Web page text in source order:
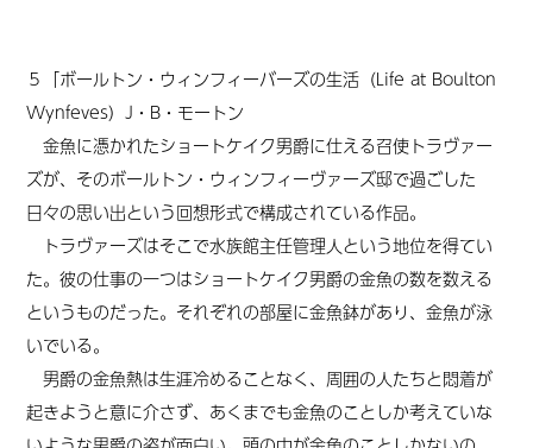
５「ボールトン・ウィンフィーバーズの生活（Life at Boulton
Wynfeves）J・B・モートン
金魚に憑かれたショートケイク男爵に仕える召使トラヴァー
ズが、そのボールトン・ウィンフィーヴァーズ邸で過ごした
日々の思い出という回想形式で構成されている作品。
トラヴァーズはそこで水族館主任管理人という地位を得てい
た。彼の仕事の一つはショートケイク男爵の金魚の数を数える
というものだった。それぞれの部屋に金魚鉢があり、金魚が泳
いでいる。
男爵の金魚熱は生涯冷めることなく、周囲の人たちと悶着が
起きようと意に介さず、あくまでも金魚のことしか考えていな